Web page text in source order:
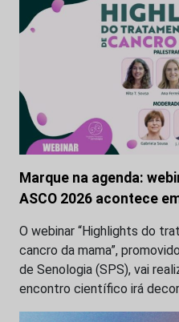
Marque na agenda:
ASCO 2026 acontece
O webinar “Highlights do
cancro da mama”,
de Senologia (SPS), vai
encontro científico irá